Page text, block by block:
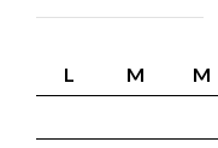
L M M